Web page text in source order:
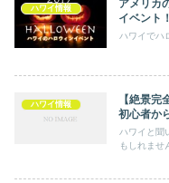
ハワイ情報
アメリカ
イベント
ハワイでハ
ハワイ情報
【絶景完
初心者か
ハワイと聞
もしれませ